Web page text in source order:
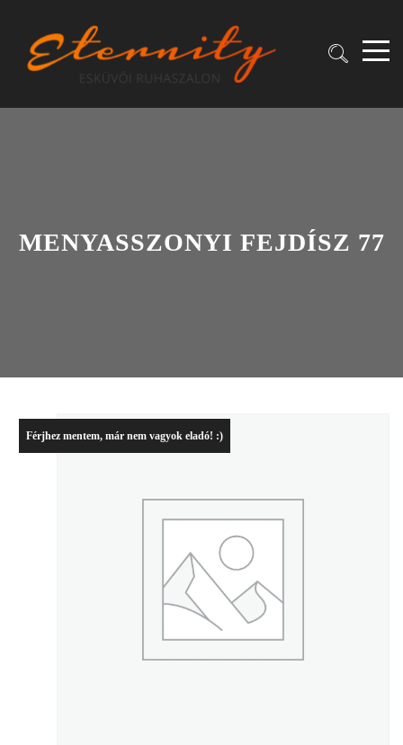
MENYASSZONYI FEJDÍSZ 77
Férjhez mentem, már nem vagyok eladó! :)